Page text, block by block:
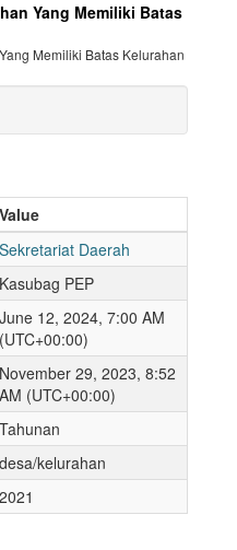
Yang Memiliki Batas
Memiliki Batas Kelurahan
Value
Sekretariat Daerah
Kasubag PEP
June 12, 2024, 7:00 AM
(UTC+00:00)
November 29, 2023, 8:52
AM (UTC+00:00)
Tahunan
desa/kelurahan
2021